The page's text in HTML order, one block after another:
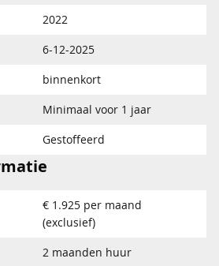
2022
6-12-2025
binnenkort
Minimaal voor 1 jaar
Gestoffeerd
€ 1.925 per maand
(exclusief)
2 maanden huur